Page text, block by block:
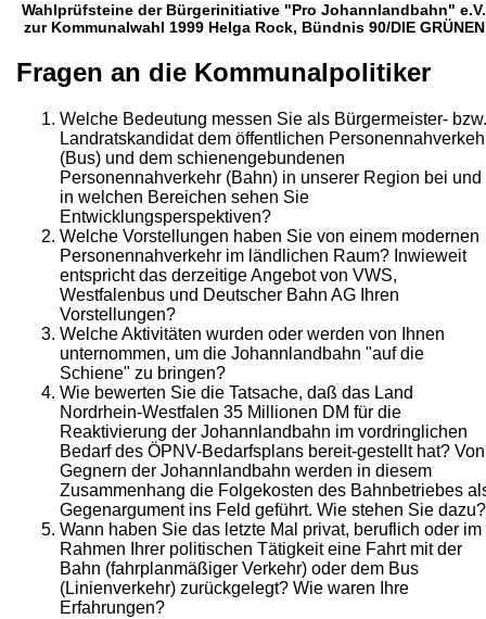
Wahlprüfsteine der Bürgerinitiative "Pro Johannlandbahn" e.V.
zur Kommunalwahl 1999 Helga Rock, Bündnis 90/DIE GRÜNEN
Fragen an die Kommunalpolitiker
Welche Bedeutung messen Sie als Bürgermeister- bzw.
Landratskandidat dem öffentlichen
(Bus) und dem schienengebundenen
Personennahverkehr (Bahn) in unserer Region bei und
in welchen Bereichen sehen Sie
Entwicklungsperspektiven?
Welche Vorstellungen haben Sie von einem modernen
Personennahverkehr im ländlichen Raum? Inwieweit
entspricht das derzeitige Angebot von VWS,
Westfalenbus und Deutscher Bahn AG Ihren
Vorstellungen?
Welche Aktivitäten wurden oder werden von Ihnen
unternommen, um die Johannlandbahn "auf die
Schiene" zu bringen?
Wie bewerten Sie die Tatsache, daß das Land
Nordrhein-Westfalen 35 Millionen DM für die
Reaktivierung der Johannlandbahn im vordringlichen
Bedarf des ÖPNV-Bedarfsplans bereit-gestellt hat? Von
Gegnern der Johannlandbahn werden in diesem
Zusammenhang die Folgekosten des Bahnbetriebes
Gegenargument ins Feld geführt. Wie stehen Sie dazu?
Wann haben Sie das letzte Mal privat, beruflich oder im
Rahmen Ihrer politischen Tätigkeit eine Fahrt mit der
Bahn (fahrplanmäßiger Verkehr) oder dem Bus
(Linienverkehr) zurückgelegt? Wie waren Ihre
Erfahrungen?